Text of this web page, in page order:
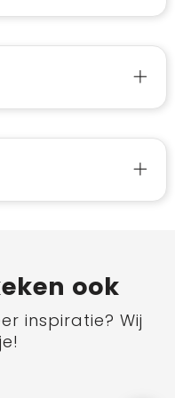
ook
inspiratie? Wij